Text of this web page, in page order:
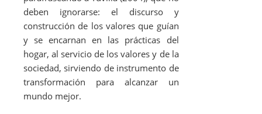
deben ignorarse: el discurso y
construcción de los valores que guían
y se encarnan en las prácticas del
hogar, al servicio de los valores y de la
sociedad, sirviendo de instrumento de
transformación para alcanzar un
mundo mejor.